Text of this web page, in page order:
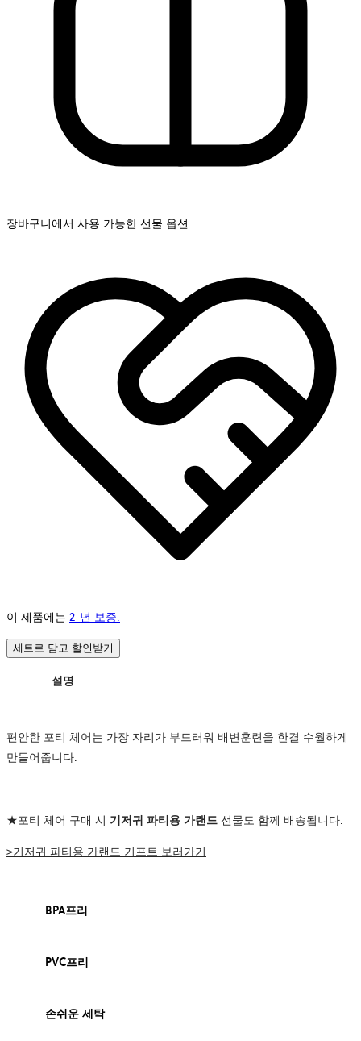
장바구니에서 사용 가능한 선물 옵션
이 제품에는 2-년 보증.
세트로 담고 할인받기
설명
편안한 포티 체어는 가장 자리가 부드러워 배변훈련을 한결 수월하게
만들어줍니다.
★포티 체어 구매 시 기저귀 파티용 가랜드 선물도 함께 배송됩니다.
>기저귀 파티용 가랜드 기프트 보러가기
BPA프리
PVC프리
손쉬운 세탁